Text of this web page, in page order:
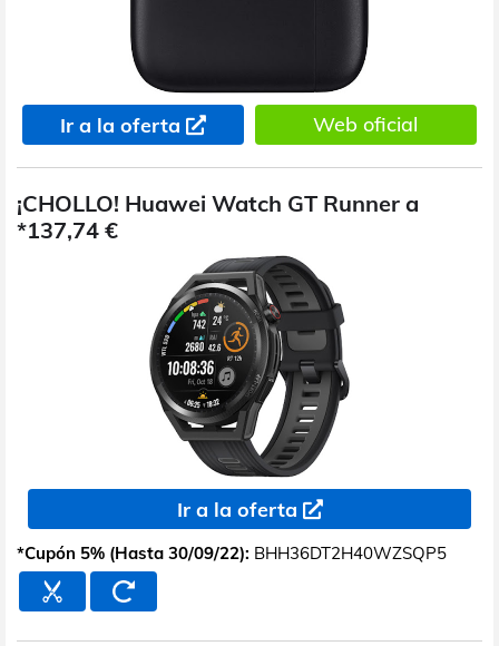
Ir a la oferta Web oficial
¡CHOLLO! Huawei Watch GT Runner a
*137,74 €
Ir a la oferta
*Cupón 5% (Hasta 30/09/22): BHH36DT2H40WZSQP5